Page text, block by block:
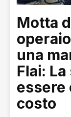
Motta
una
Flai:
essere
costo